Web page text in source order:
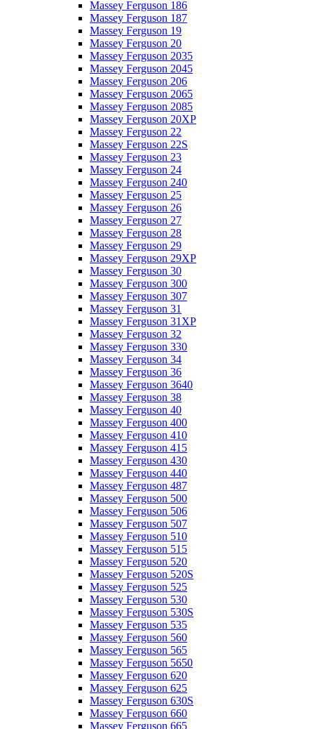
Massey Ferguson 186
Massey Ferguson 187
Massey Ferguson 19
Massey Ferguson 20
Massey Ferguson 2035
Massey Ferguson 2045
Massey Ferguson 206
Massey Ferguson 2065
Massey Ferguson 2085
Massey Ferguson 20XP
Massey Ferguson 22
Massey Ferguson 22S
Massey Ferguson 23
Massey Ferguson 24
Massey Ferguson 240
Massey Ferguson 25
Massey Ferguson 26
Massey Ferguson 27
Massey Ferguson 28
Massey Ferguson 29
Massey Ferguson 29XP
Massey Ferguson 30
Massey Ferguson 300
Massey Ferguson 307
Massey Ferguson 31
Massey Ferguson 31XP
Massey Ferguson 32
Massey Ferguson 330
Massey Ferguson 34
Massey Ferguson 36
Massey Ferguson 3640
Massey Ferguson 38
Massey Ferguson 40
Massey Ferguson 400
Massey Ferguson 410
Massey Ferguson 415
Massey Ferguson 430
Massey Ferguson 440
Massey Ferguson 487
Massey Ferguson 500
Massey Ferguson 506
Massey Ferguson 507
Massey Ferguson 510
Massey Ferguson 515
Massey Ferguson 520
Massey Ferguson 520S
Massey Ferguson 525
Massey Ferguson 530
Massey Ferguson 530S
Massey Ferguson 535
Massey Ferguson 560
Massey Ferguson 565
Massey Ferguson 5650
Massey Ferguson 620
Massey Ferguson 625
Massey Ferguson 630S
Massey Ferguson 660
Massey Ferguson 665